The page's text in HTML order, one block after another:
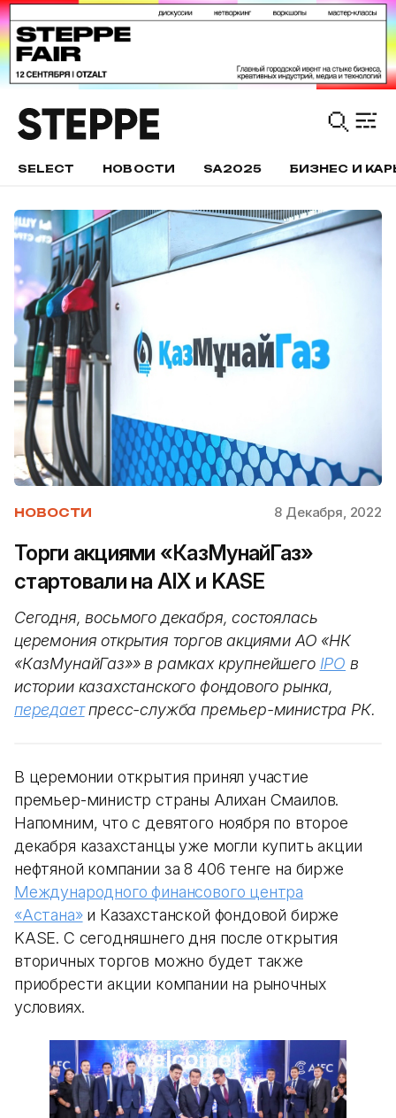
SELECT НОВОСТИ SA2025 БИЗНЕС И
НОВОСТИ 8 Декабря, 2022
Торги акциями «КазМунайГаз»
стартовали на AIX и KASE
Сегодня, восьмого декабря, состоялась
церемония открытия торгов акциями АО «НК
«КазМунайГаз»» в рамках крупнейшего IPO в
истории казахстанского фондового рынка,
передаетпресс-служба премьер-министра РК.
В церемонии открытия принял участие
премьер-министр страны Алихан Смаилов.
Напомним, что с девятого ноября по второе
декабря казахстанцы уже могли купить акции
нефтяной компании за 8 406 тенге на бирже
Международного финансового центра
«Астана»и Казахстанской фондовой бирже
KASE. С сегодняшнего дня после открытия
вторичных торгов можно будет также
приобрести акции компании на рыночных
условиях.